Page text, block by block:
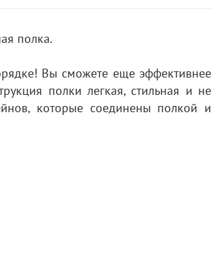
полка.
Вы сможете еще эффективнее
полки легкая, стильная и не
которые соединены полкой и